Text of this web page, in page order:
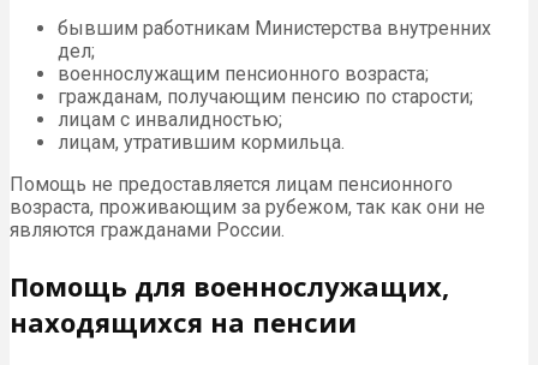
бывшим работникам Министерства внутренних
дел;
военнослужащим пенсионного возраста;
гражданам, получающим пенсию по старости;
лицам с инвалидностью;
лицам, утратившим кормильца.
Помощь не предоставляется лицам пенсионного
возраста, проживающим за рубежом, так как они не
являются гражданами России.
Помощь для военнослужащих,
находящихся на пенсии